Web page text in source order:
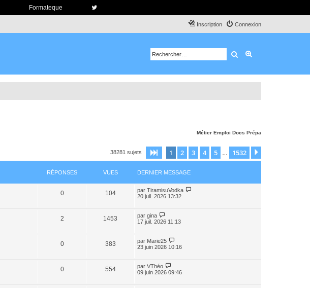
Formateque
Connexion
Inscription
Rechercher
Métier Emploi Docs Prépa
38281 sujets Page sur1532
1 2 3 4 5 1532
RÉPONSES VUES DERNIER MESSAGE
0 104 par TiramisuVodka
20 juil. 2026 13:32
2 1453 par gina
17 juil. 2026 11:13
0 383 par Marie25
23 juin 2026 10:16
0 554 par VThéo
09 juin 2026 09:46